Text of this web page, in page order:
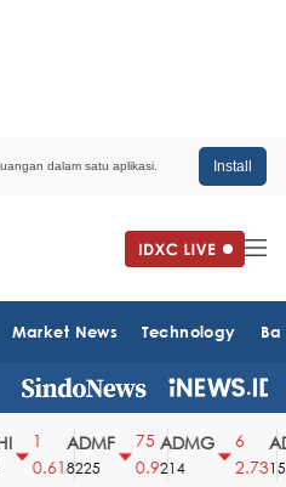
dalam satu aplikasi. Install
Market News Technology
0.61
ADMF
8225
75
0.9
ADMG
214
2.73